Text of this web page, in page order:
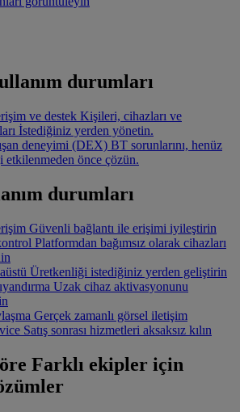
durumları
ve destek Kişileri, cihazları ve
İstediğiniz yerden yönetin.
deneyimi (DEX) BT sorunlarını, henüz
etkilenmeden önce çözün.
durumları
Güvenli bağlantı ile erişimi iyileştirin
Platformdan bağımsız olarak cihazları
Üretkenliği istediğiniz yerden geliştirin
Uzak cihaz aktivasyonunu
Gerçek zamanlı görsel iletişim
Satış sonrası hizmetleri aksaksız kılın
Farklı ekipler için